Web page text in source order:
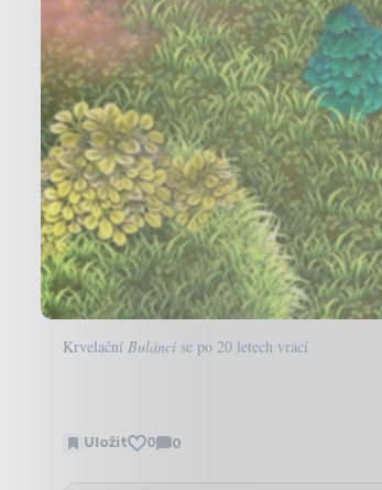
Krvelační Bulánci se po 20 letech vrací
Uložit 0 0
Zobrazit